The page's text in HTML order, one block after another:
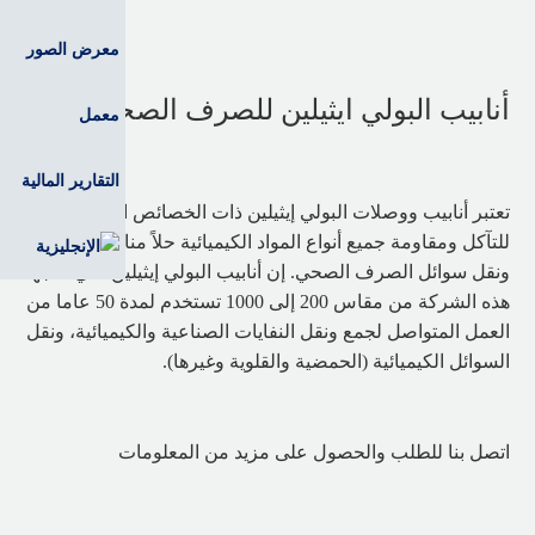
معرض الصور
معمل
التقارير المالية
أنابيب البولي ايثيلين للصرف الصحي
تعتبر أنابيب ووصلات البولي إيثيلين ذات الخصائص المضادة
للتآكل ومقاومة جميع أنواع المواد الكيميائية حلاً مناسبًا لتجميع
ونقل سوائل الصرف الصحي. إن أنابيب البولي إيثيلين التي تنتجها
هذه الشركة من مقاس 200 إلى 1000 تستخدم لمدة 50 عاما من
العمل المتواصل لجمع ونقل النفايات الصناعية والكيميائية، ونقل
السوائل الكيميائية (الحمضية والقلوية وغيرها).
اتصل بنا للطلب والحصول على مزيد من المعلومات